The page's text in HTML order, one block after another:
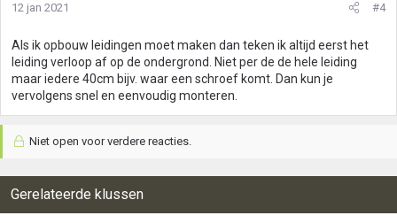
12 jan 2021 #4
Als ik opbouw leidingen moet maken dan teken ik altijd eerst het
leiding verloop af op de ondergrond. Niet per de de hele leiding
maar iedere 40cm bijv. waar een schroef komt. Dan kun je
vervolgens snel en eenvoudig monteren.
Niet open voor verdere reacties.
Gerelateerde klussen